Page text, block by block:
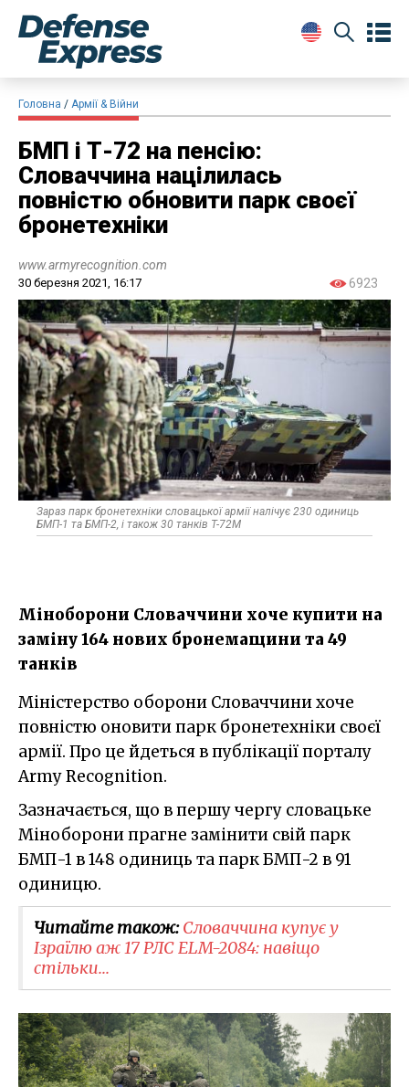
Головна Армії & Війни
БМП і Т-72 на пенсію:
Словаччина націлилась
повністю обновити парк своєї
бронетехніки
www.armyrecognition.com
30 березня 2021, 16:17 6923
Зараз парк бронетехніки словацької армії налічує 230 одиниць
БМП-1 та БМП-2, і також 30 танків T-72M
Міноборони Словаччини хоче купити на
заміну 164 нових бронемащини та 49
танків
Міністерство оборони Словаччини хоче
повністю оновити парк бронетехніки своєї
армії. Про це йдеться в публікації порталу
Army Recognition.
Зазначається, що в першу чергу словацьке
Міноборони прагне замінити свій парк
БМП-1 в 148 одиниць та парк БМП-2 в 91
одиницю.
Читайте також:Словаччина купує у
Ізраїлю аж 17 РЛС ELM-2084​: навіщо
стільки...